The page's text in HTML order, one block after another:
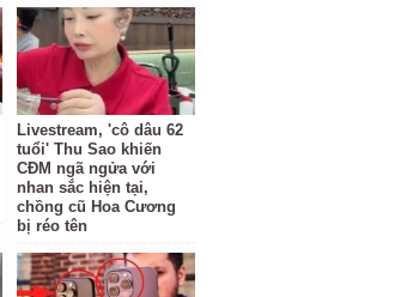
Livestream, 'cô dâu 62
tuổi' Thu Sao khiến
CĐM ngã ngửa với
nhan sắc hiện tại,
chồng cũ Hoa Cương
bị réo tên